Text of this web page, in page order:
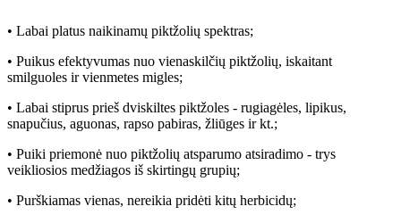
• Labai platus naikinamų piktžolių spektras;
• Puikus efektyvumas nuo vienaskilčių piktžolių, iskaitant
smilguoles ir vienmetes migles;
• Labai stiprus prieš dviskiltes piktžoles - rugiagėles, lipikus,
snapučius, aguonas, rapso pabiras, žliūges ir kt.;
• Puiki priemonė nuo piktžolių atsparumo atsiradimo - trys
veikliosios medžiagos iš skirtingų grupių;
• Purškiamas vienas, nereikia pridėti kitų herbicidų;